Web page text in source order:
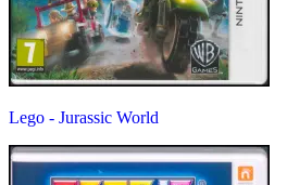
Lego - Jurassic World